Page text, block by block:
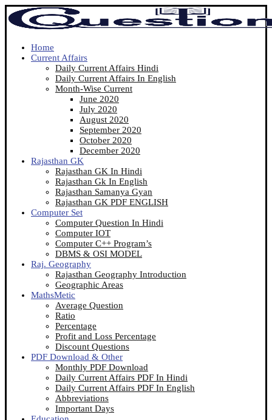
Home
Current Affairs
Daily Current Affairs Hindi
Daily Current Affairs In English
Month-Wise Current
June 2020
July 2020
August 2020
September 2020
October 2020
December 2020
Rajasthan GK
Rajasthan GK In Hindi
Rajasthan Gk In English
Rajasthan Samanya Gyan
Rajasthan GK PDF ENGLISH
Computer Set
Computer Question In Hindi
Computer IOT
Computer C++ Program’s
DBMS & OSI MODEL
Raj. Geography
Rajasthan Geography Introduction
Geographic Areas
MathsMetic
Average Question
Ratio
Percentage
Profit and Loss Percentage
Discount Questions
PDF Download & Other
Monthly PDF Download
Daily Current Affairs PDF In Hindi
Daily Current Affairs PDF In English
Abbreviations
Important Days